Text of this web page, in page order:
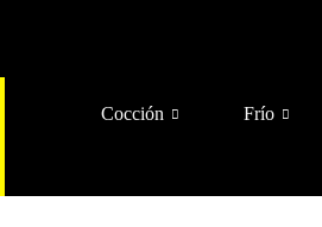
Cocción Frío